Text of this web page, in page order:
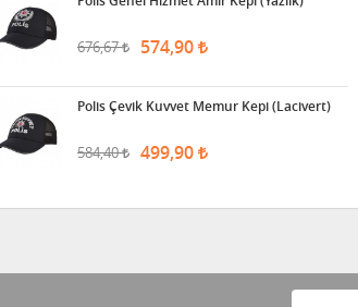
676,67 574,90
Polis Çevik Kuvvet Memur Kepi (Lacivert)
584,40 499,90